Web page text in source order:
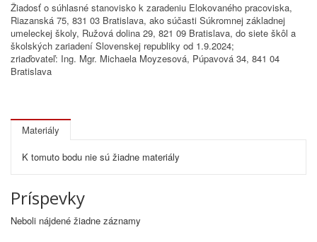
Žiadosť o súhlasné stanovisko k zaradeniu Elokovaného pracoviska,
Riazanská 75, 831 03 Bratislava, ako súčasti Súkromnej základnej
umeleckej školy, Ružová dolina 29, 821 09 Bratislava, do siete škôl a
školských zariadení Slovenskej republiky od 1.9.2024;
zriaďovateľ: Ing. Mgr. Michaela Moyzesová, Púpavová 34, 841 04
Bratislava
Materiály
K tomuto bodu nie sú žiadne materiály
Príspevky
Neboli nájdené žiadne záznamy